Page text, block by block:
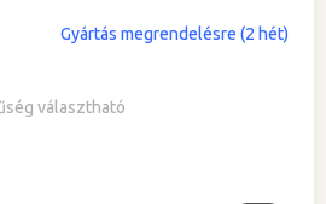
választható
Gyártás megrendelésre (2 hét)